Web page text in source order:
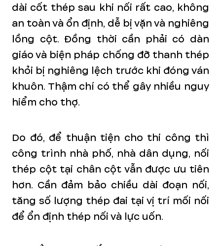
dài cốt thép sau khi nối rất cao, không
an toàn và ổn định, dễ bị vặn và nghiêng
lồng cột. Đồng thời cần phải có dàn
giáo và biện pháp chống đỡ thanh thép
khỏi bị nghiêng lệch trước khi đóng ván
khuôn. Thậm chí có thể gây nhiều nguy
hiểm cho thợ.
Do đó, để thuận tiện cho thi công thì
công trình nhà phố, nhà dân dụng, nối
thép cột tại chân cột vẫn được ưu tiên
hơn. Cần đảm bảo chiều dài đoạn nối,
tăng số lượng thép đai tại vị trí mối nối
để ổn định thép nối và lực uốn.